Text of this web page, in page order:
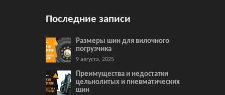
Последние записи
Размеры шин для вилочного
погрузчика
9 августа, 2025
Преимущества и недостатки
цельнолитых и пневматических
шин